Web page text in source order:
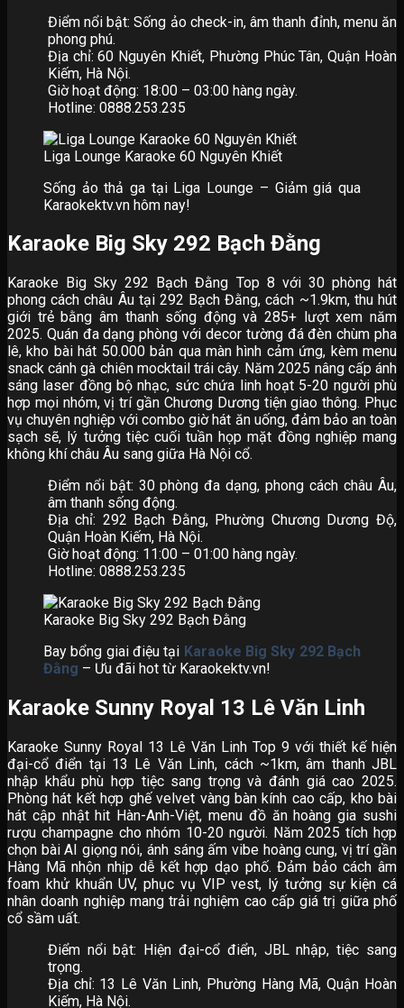
Điểm nổi bật: Sống ảo check-in, âm thanh đỉnh, menu ăn
phong phú.
Địa chỉ: 60 Nguyên Khiết, Phường Phúc Tân, Quận Hoàn
Kiếm, Hà Nội.
Giờ hoạt động: 18:00 – 03:00 hàng ngày.
Hotline: 0888.253.235
Liga Lounge Karaoke 60 Nguyên Khiết
Sống ảo thả ga tại Liga Lounge – Giảm giá qua
Karaokektv.vn hôm nay!
Karaoke Big Sky 292 Bạch Đằng
Karaoke Big Sky 292 Bạch Đằng Top 8 với 30 phòng hát
phong cách châu Âu tại 292 Bạch Đằng, cách ~1.9km, thu hút
giới trẻ bằng âm thanh sống động và 285+ lượt xem năm
2025. Quán đa dạng phòng với decor tường đá đèn chùm pha
lê, kho bài hát 50.000 bản qua màn hình cảm ứng, kèm menu
snack cánh gà chiên mocktail trái cây. Năm 2025 nâng cấp ánh
sáng laser đồng bộ nhạc, sức chứa linh hoạt 5-20 người phù
hợp mọi nhóm, vị trí gần Chương Dương tiện giao thông. Phục
vụ chuyên nghiệp với combo giờ hát ăn uống, đảm bảo an toàn
sạch sẽ, lý tưởng tiệc cuối tuần họp mặt đồng nghiệp mang
không khí châu Âu sang giữa Hà Nội cổ.
Điểm nổi bật: 30 phòng đa dạng, phong cách châu Âu,
âm thanh sống động.
Địa chỉ: 292 Bạch Đằng, Phường Chương Dương Độ,
Quận Hoàn Kiếm, Hà Nội.
Giờ hoạt động: 11:00 – 01:00 hàng ngày.
Hotline: 0888.253.235
Karaoke Big Sky 292 Bạch Đằng
Bay bổng giai điệu tại Karaoke Big Sky 292 Bạch
Đằng – Ưu đãi hot từ Karaokektv.vn!
Karaoke Sunny Royal 13 Lê Văn Linh
Karaoke Sunny Royal 13 Lê Văn Linh Top 9 với thiết kế hiện
đại-cổ điển tại 13 Lê Văn Linh, cách ~1km, âm thanh JBL
nhập khẩu phù hợp tiệc sang trọng và đánh giá cao 2025.
Phòng hát kết hợp ghế velvet vàng bàn kính cao cấp, kho bài
hát cập nhật hit Hàn-Anh-Việt, menu đồ ăn hoàng gia sushi
rượu champagne cho nhóm 10-20 người. Năm 2025 tích hợp
chọn bài AI giọng nói, ánh sáng ấm vibe hoàng cung, vị trí gần
Hàng Mã nhộn nhịp dễ kết hợp dạo phố. Đảm bảo cách âm
foam khử khuẩn UV, phục vụ VIP vest, lý tưởng sự kiện cá
nhân doanh nghiệp mang trải nghiệm cao cấp giá trị giữa phố
cổ sầm uất.
Điểm nổi bật: Hiện đại-cổ điển, JBL nhập, tiệc sang
trọng.
Địa chỉ: 13 Lê Văn Linh, Phường Hàng Mã, Quận Hoàn
Kiếm, Hà Nội.